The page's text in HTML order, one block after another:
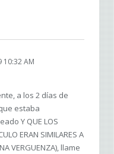
10:32 AM
a los 2 días de
estaba
Y QUE LOS
ERAN SIMILARES A
VERGUENZA), llame